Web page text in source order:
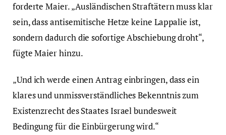
forderte Maier. „Ausländischen Straftätern muss klar
sein, dass antisemitische Hetze keine Lappalie ist,
sondern dadurch die sofortige Abschiebung droht“,
fügte Maier hinzu.
„Und ich werde einen Antrag einbringen, dass ein
klares und unmissverständliches Bekenntnis zum
Existenzrecht des Staates Israel bundesweit
Bedingung für die Einbürgerung wird.“